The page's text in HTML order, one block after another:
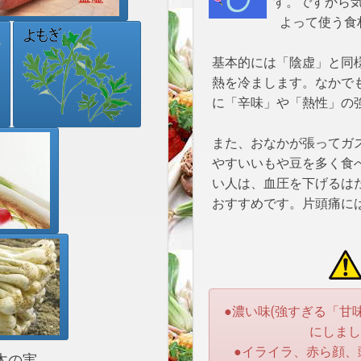
よって使う
基本的には「陰虚」と同
熱を冷まします。なかで
に「辛味」や「熱性」の
また、おなかが張ってガ
やすいいもや豆を多く食
い人は、血圧を下げるは
おすすめです。片頭痛に
●濃い味(強すぎる「甘
にしま
●イライラ、赤ら顔